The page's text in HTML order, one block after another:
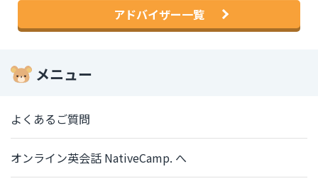
アドバイザー一覧
メニュー
よくあるご質問
オンライン英会話 NativeCamp. へ